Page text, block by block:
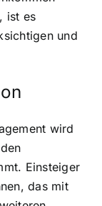
ist es
und
wird
Einsteiger
das mit